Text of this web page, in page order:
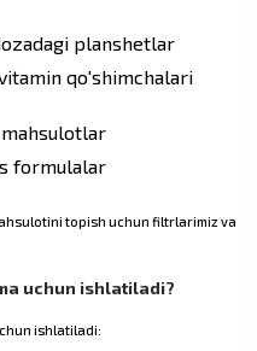
planshetlar
qo'shimchalari
formulalar
topish uchun filtrlarimiz va
uchun ishlatiladi?
ishlatiladi: